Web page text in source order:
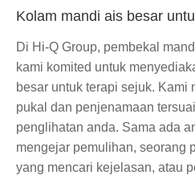
Kolam mandi ais besar
Di Hi-Q Group, pembekal
kami komited untuk
besar untuk terapi sejuk. Kami
pukal dan penjenamaan
penglihatan anda. Sama ada
mengejar pemulihan, seorang
yang mencari kejelasan, atau